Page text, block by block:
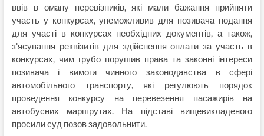
ввів в оману перевізників, які мали бажання прийняти
участь у конкурсах, унеможливив для позивача подання
для участі в конкурсах необхідних документів, а також,
з'ясування реквізитів для здійснення оплати за участь в
конкурсах, чим грубо порушив права та законні інтереси
позивача і вимоги чинного законодавства в сфері
автомобільного транспорту, які регулюють порядок
проведення конкурсу на перевезення пасажирів на
автобусних маршрутах. На підставі вищевикладеного
просили суд позов задовольнити.